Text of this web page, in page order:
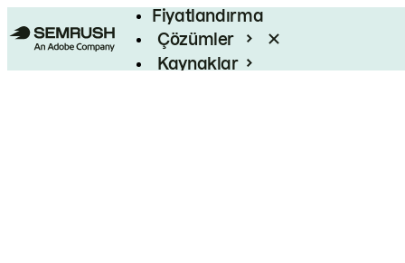
Fiyatlandırma
Çözümler
Kaynaklar